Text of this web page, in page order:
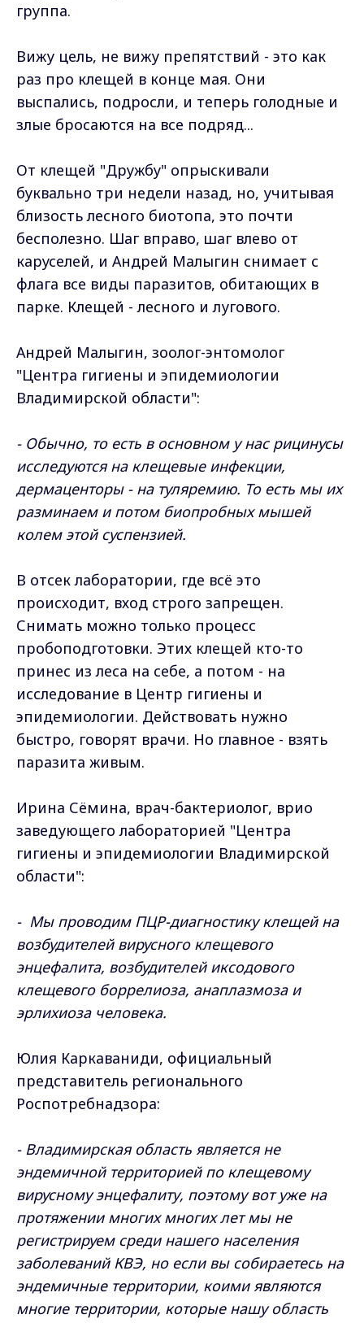
группа.
Вижу цель, не вижу препятствий - это как
раз про клещей в конце мая. Они
выспались, подросли, и теперь голодные и
злые бросаются на все подряд...
От клещей "Дружбу" опрыскивали
буквально три недели назад, но, учитывая
близость лесного биотопа, это почти
бесполезно. Шаг вправо, шаг влево от
каруселей, и Андрей Малыгин снимает с
флага все виды паразитов, обитающих в
парке. Клещей - лесного и лугового.
Андрей Малыгин, зоолог-энтомолог
"Центра гигиены и эпидемиологии
Владимирской области":
- Обычно, то есть в основном у нас рицинусы
исследуются на клещевые инфекции,
дермаценторы - на туляремию. То есть мы их
разминаем и потом биопробных мышей
колем этой суспензией.
В отсек лаборатории, где всё это
происходит, вход строго запрещен.
Снимать можно только процесс
пробоподготовки. Этих клещей кто-то
принес из леса на себе, а потом - на
исследование в Центр гигиены и
эпидемиологии. Действовать нужно
быстро, говорят врачи. Но главное - взять
паразита живым.
Ирина Сёмина, врач-бактериолог, врио
заведующего лабораторией "Центра
гигиены и эпидемиологии Владимирской
области":
- Мы проводим ПЦР-диагностику клещей на
возбудителей вирусного клещевого
энцефалита, возбудителей иксодового
клещевого боррелиоза, анаплазмоза и
эрлихиоза человека.
Юлия Каркаваниди, официальный
представитель регионального
Роспотребнадзора:
- Владимирская область является не
эндемичной территорией по клещевому
вирусному энцефалиту, поэтому вот уже на
протяжении многих многих лет мы не
регистрируем среди нашего населения
заболеваний КВЭ, но если вы собираетесь на
эндемичные территории, коими являются
многие территории, которые нашу область